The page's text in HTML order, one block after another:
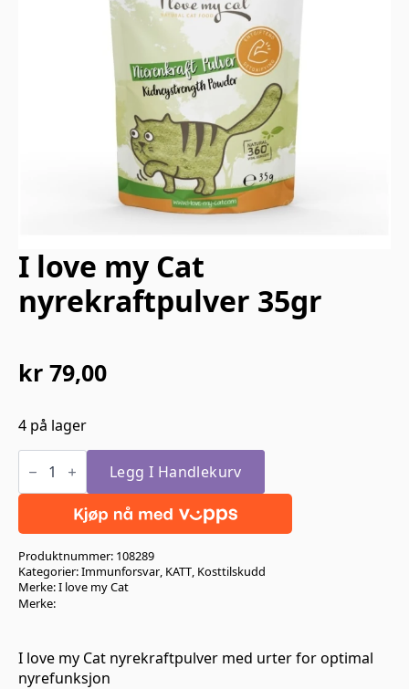
I love my Cat
nyrekraftpulver 35gr
kr 79,00
4 på lager
I
love
Cat
nyrekraftpulver
35gr
Legg I Handlekurv
Produktnummer: 108289
Kategorier:Immunforsvar, KATT, Kosttilskudd
Merke:I love my Cat
Merke:
I love my Cat nyrekraftpulver med urter for optimal
nyrefunksjon